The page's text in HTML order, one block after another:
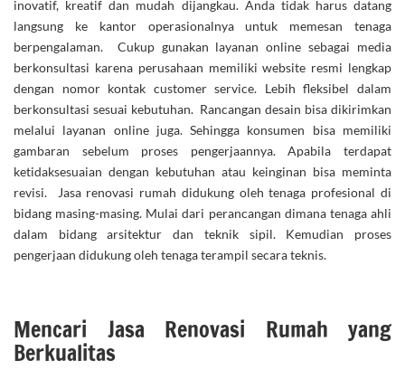
inovatif, kreatif dan mudah dijangkau. Anda tidak harus datang
langsung ke kantor operasionalnya untuk memesan tenaga
berpengalaman. Cukup gunakan layanan online sebagai media
berkonsultasi karena perusahaan memiliki website resmi lengkap
dengan nomor kontak customer service. Lebih fleksibel dalam
berkonsultasi sesuai kebutuhan. Rancangan desain bisa dikirimkan
melalui layanan online juga. Sehingga konsumen bisa memiliki
gambaran sebelum proses pengerjaannya. Apabila terdapat
ketidaksesuaian dengan kebutuhan atau keinginan bisa meminta
revisi. Jasa renovasi rumah didukung oleh tenaga profesional di
bidang masing-masing. Mulai dari perancangan dimana tenaga ahli
dalam bidang arsitektur dan teknik sipil. Kemudian proses
pengerjaan didukung oleh tenaga terampil secara teknis.
Mencari Jasa Renovasi Rumah yang
Berkualitas